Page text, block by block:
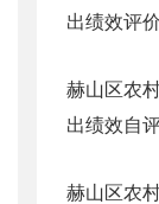
出绩效评
赫山区农
出绩效自
赫山区农